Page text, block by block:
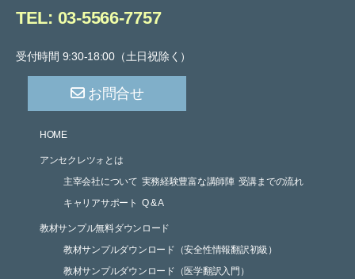
TEL: 03-5566-7757
受付時間 9:30-18:00（土日祝除く）
お問合せ
HOME
アンセクレツォとは
主宰会社について 実務経験豊富な講師陣 受講までの流れ
キャリアサポート Q & A
教材サンプル無料ダウンロード
教材サンプルダウンロード（安全性情報翻訳初級）
教材サンプルダウンロード（医学翻訳入門）